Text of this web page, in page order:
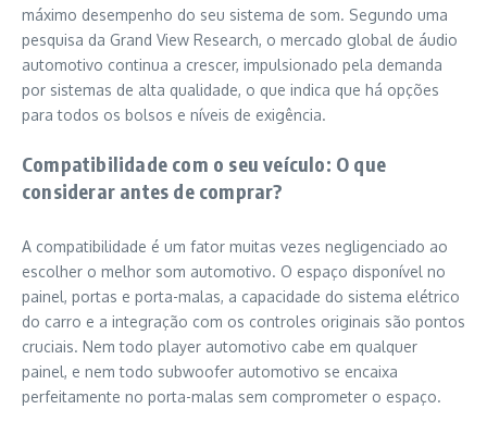
máximo desempenho do seu sistema de som. Segundo uma
pesquisa da Grand View Research, o mercado global de áudio
automotivo continua a crescer, impulsionado pela demanda
por sistemas de alta qualidade, o que indica que há opções
para todos os bolsos e níveis de exigência.
Compatibilidade com o seu veículo: O que
considerar antes de comprar?
A compatibilidade é um fator muitas vezes negligenciado ao
escolher o melhor som automotivo. O espaço disponível no
painel, portas e porta-malas, a capacidade do sistema elétrico
do carro e a integração com os controles originais são pontos
cruciais. Nem todo player automotivo cabe em qualquer
painel, e nem todo subwoofer automotivo se encaixa
perfeitamente no porta-malas sem comprometer o espaço.